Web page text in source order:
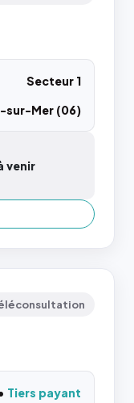
Secteur 1
sur-Mer (06)
venir
Tiers payant